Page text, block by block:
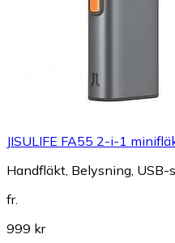
JISULIFE FA55 2-i-1
Handfläkt, Belysning, USB-
fr.
999 kr